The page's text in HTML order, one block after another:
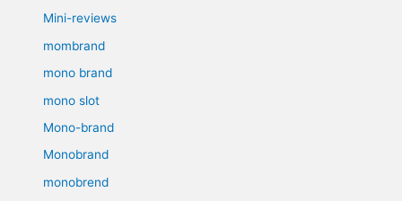
Mini-reviews
mombrand
mono brand
mono slot
Mono-brand
Monobrand
monobrend